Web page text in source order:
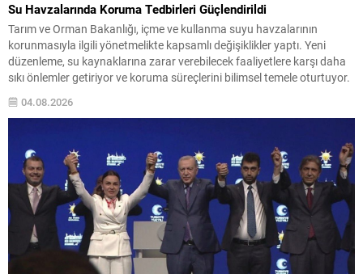
Su Havzalarında Koruma Tedbirleri Güçlendirildi
Tarım ve Orman Bakanlığı, içme ve kullanma suyu havzalarının
korunmasıyla ilgili yönetmelikte kapsamlı değişiklikler yaptı. Yeni
düzenleme, su kaynaklarına zarar verebilecek faaliyetlere karşı daha
sıkı önlemler getiriyor ve koruma süreçlerini bilimsel temele oturtuyor.
Havzalarda ortaya çıkabilecek noktasal ve yayılı kirlilik kaynaklarının
önlenmesi için ilgili kurumlar gerekli tedbirleri almakla yükümlü
04.08.2026